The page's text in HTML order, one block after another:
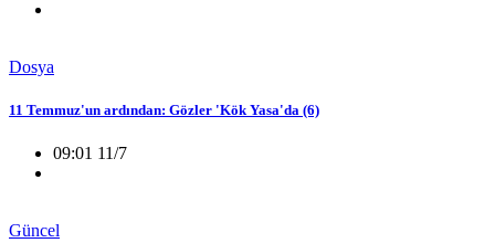
Dosya
11 Temmuz'un ardından: Gözler 'Kök Yasa'da (6)
09:01 11/7
Güncel